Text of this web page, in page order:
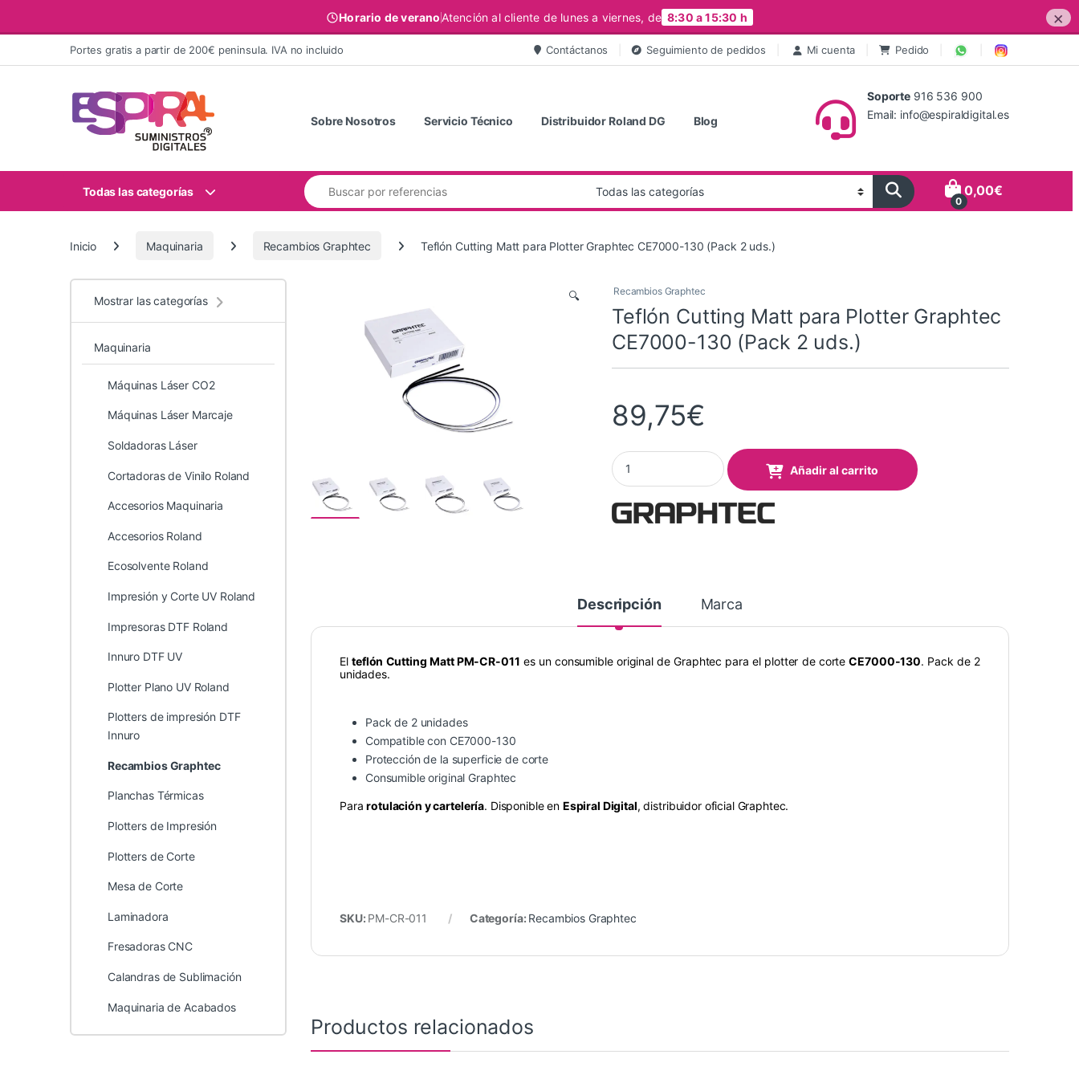
Horario de veranoAtención al cliente de lunes a viernes, de 8:30 a 15:30 h ×
Ir al contenidoPortes gratis a partir de 200€ peninsula. IVA no incluido Contáctanos Seguimiento de pedidos Mi cuenta Pedido
Sobre Nosotros Servicio Técnico Distribuidor Roland DG Blog
Soporte 916 536 900
Email: info@espiraldigital.es
Todas las categorías
Buscar:
0
0,00€
Inicio Maquinaria Recambios Graphtec Teflón Cutting Matt para Plotter Graphtec CE7000-130 (Pack 2 uds.)
🔍 Recambios Graphtec
Teflón Cutting Matt para Plotter Graphtec
CE7000-130 (Pack 2 uds.)
89,75€
Teflón Cutting Matt para Plotter Graphtec CE7000-130 (Pack 2 uds.) quantity
Añadir al carrito
Descripción Marca
Elteflón Cutting Matt PM-CR-011 es un consumible original de Graphtec para el plotter de corteCE7000-130. Pack de 2
unidades.
Pack de 2 unidades
Compatible con CE7000-130
Protección de la superficie de corte
Consumible original Graphtec
Pararotulación y cartelería. Disponible en Espiral Digital, distribuidor oficial Graphtec.
SKU: PM-CR-011 Categoría: Recambios Graphtec
Productos relacionados
Mostrar las categorías
Maquinaria
Máquinas Láser CO2
Máquinas Láser Marcaje
Soldadoras Láser
Cortadoras de Vinilo Roland
Accesorios Maquinaria
Accesorios Roland
Ecosolvente Roland
Impresión y Corte UV Roland
Impresoras DTF Roland
Innuro DTF UV
Plotter Plano UV Roland
Plotters de impresión DTF
Innuro
Recambios Graphtec
Planchas Térmicas
Plotters de Impresión
Plotters de Corte
Mesa de Corte
Laminadora
Fresadoras CNC
Calandras de Sublimación
Maquinaria de Acabados